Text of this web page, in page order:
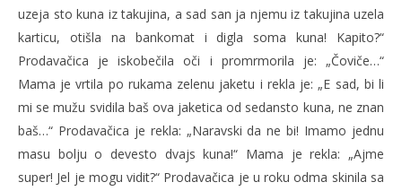
uzeja sto kuna iz takujina, a sad san ja njemu iz takujina uzela
karticu, otišla na bankomat i digla soma kuna! Kapito?“
Prodavačica je iskobečila oči i promrmorila je: „Čoviče…“
Mama je vrtila po rukama zelenu jaketu i rekla je: „E sad, bi li
mi se mužu svidila baš ova jaketica od sedansto kuna, ne znan
baš…“ Prodavačica je rekla: „Naravski da ne bi! Imamo jednu
masu bolju o devesto dvajs kuna!“ Mama je rekla: „Ajme
super! Jel je mogu vidit?“ Prodavačica je u roku odma skinila sa